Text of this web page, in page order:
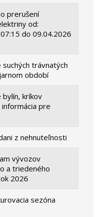
prerušení
od:
do 09.04.2026
suchých trávnatých
období
bylín, kríkov
pre
z nehnuteľnosti
vývozov
a triedeného
2026
sezóna